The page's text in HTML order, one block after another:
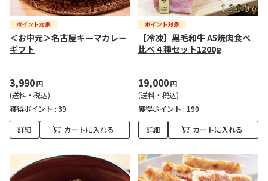
＜お中元＞名古屋キーマカレー
ギフト
3,990円
(送料・税込)
獲得ポイント : 39
詳細 カートに入れる
【冷凍】黒毛和牛 A5焼肉食べ
比べ４種セット1200g
19,000円
(送料・税込)
獲得ポイント : 190
詳細 カートに入れる